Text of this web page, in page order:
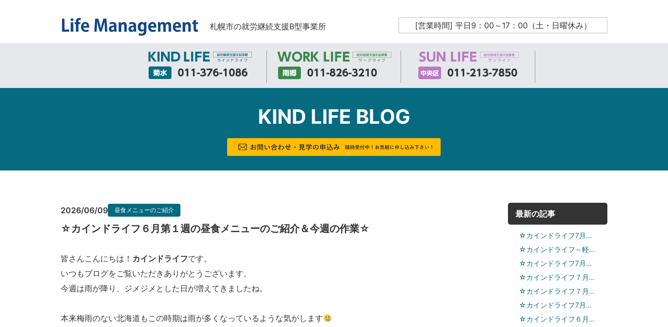
札幌市の就労継続支援B型事業所 [営業時間] 平日9：00～17：00（土・日曜休み）
KIND LIFE BLOG
2026/06/09 昼食メニューのご紹介
☆カインドライフ６月第１週の昼食メニューのご紹介＆今週の作業☆
皆さんこんにちは！ カインドライフです。
いつもブログをご覧いただきありがとうございます。
今週は雨が降り、ジメジメとした日が増えてきましたね。
本来梅雨のない北海道もこの時期は雨が多くなっているような気がします
最新の記事
☆カインドライフ7月…
☆カインドライフ～軽…
☆カインドライフ7月…
☆カインドライフ７月…
☆カインドライフ７月…
☆カインドライフ7月…
☆カインドライフ６月…